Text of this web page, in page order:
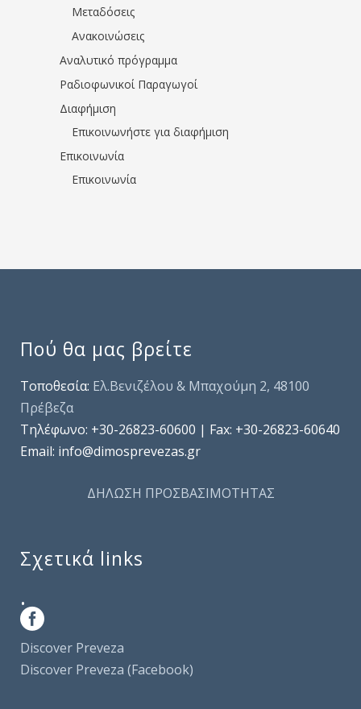
Μεταδόσεις
Ανακοινώσεις
Αναλυτικό πρόγραμμα
Ραδιοφωνικοί Παραγωγοί
Διαφήμιση
Επικοινωνήστε για διαφήμιση
Επικοινωνία
Επικοινωνία
Πού θα μας βρείτε
Τοποθεσία: Ελ.Βενιζέλου & Μπαχούμη 2, 48100
Πρέβεζα
Τηλέφωνo: +30-26823-60600 | Fax: +30-26823-60640
Email: info@dimosprevezas.gr
ΔΗΛΩΣΗ ΠΡΟΣΒΑΣΙΜΟΤΗΤΑΣ
Σχετικά links
.
Discover Preveza
Discover Preveza (Facebook)